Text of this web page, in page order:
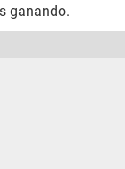
ganando.